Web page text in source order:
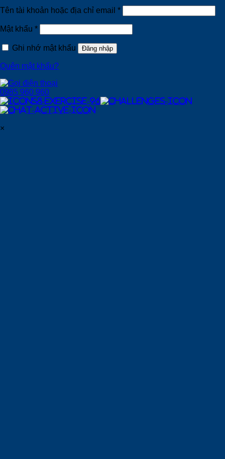
Tên tài khoản hoặc địa chỉ email *
Mật khẩu *
Ghi nhớ mật khẩu Đăng nhập
Quên mật khẩu?
0985 960 960
×